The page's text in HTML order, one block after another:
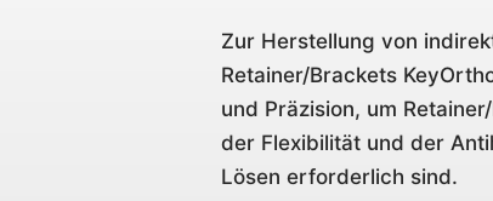
Zur Herstellung von
Retainer/Brackets
und Präzision, um
der Flexibilität und der
Lösen erforderlich sind.